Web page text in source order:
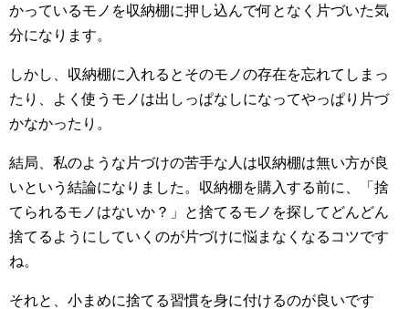
かっているモノを収納棚に押し込んで何となく片づいた気
分になります。
しかし、収納棚に入れるとそのモノの存在を忘れてしまっ
たり、よく使うモノは出しっぱなしになってやっぱり片づ
かなかったり。
結局、私のような片づけの苦手な人は収納棚は無い方が良
いという結論になりました。収納棚を購入する前に、「捨
てられるモノはないか？」と捨てるモノを探してどんどん
捨てるようにしていくのが片づけに悩まなくなるコツです
ね。
それと、小まめに捨てる習慣を身に付けるのが良いです